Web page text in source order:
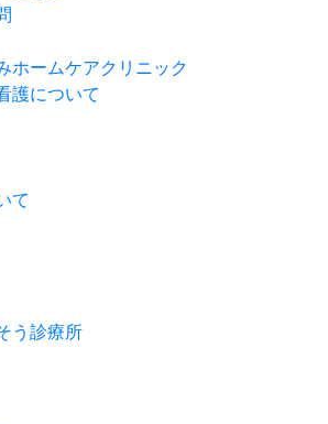
ホームケアクリニック
護について
て
う診療所